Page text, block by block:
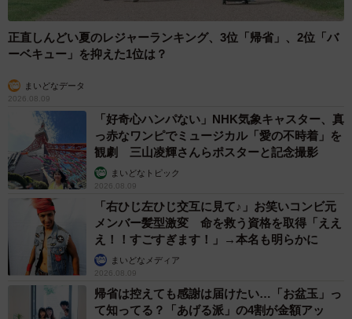
足枕っていいにゃ＝chobico_abyさん提供
すっかりメイちゃんが気に入ったWさん。10月23日からト
正直しんどい夏のレジャーランキング、3位「帰省」、2位「バ
ーベキュー」を抑えた1位は？
まいどなデータ
2026.08.09
「好奇心ハンパない」NHK気象キャスター、真
っ赤なワンピでミュージカル「愛の不時着」を
観劇 三山凌輝さんらポスターと記念撮影
まいどなトピック
2026.08.09
「右ひじ左ひじ交互に見て♪」お笑いコンビ元
メンバー髪型激変 命を救う資格を取得「ええ
え！！すごすぎます！」→本名も明らかに
まいどなメディア
2026.08.09
帰省は控えても感謝は届けたい…「お盆玉」っ
て知ってる？「あげる派」の4割が金額アッ